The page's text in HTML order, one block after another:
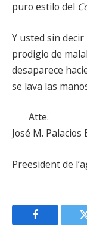
puro estilo del
Y usted sin
prodigio de
desaparece
se lava las
Atte.
José M. Palacios
Preesident de
Facebook